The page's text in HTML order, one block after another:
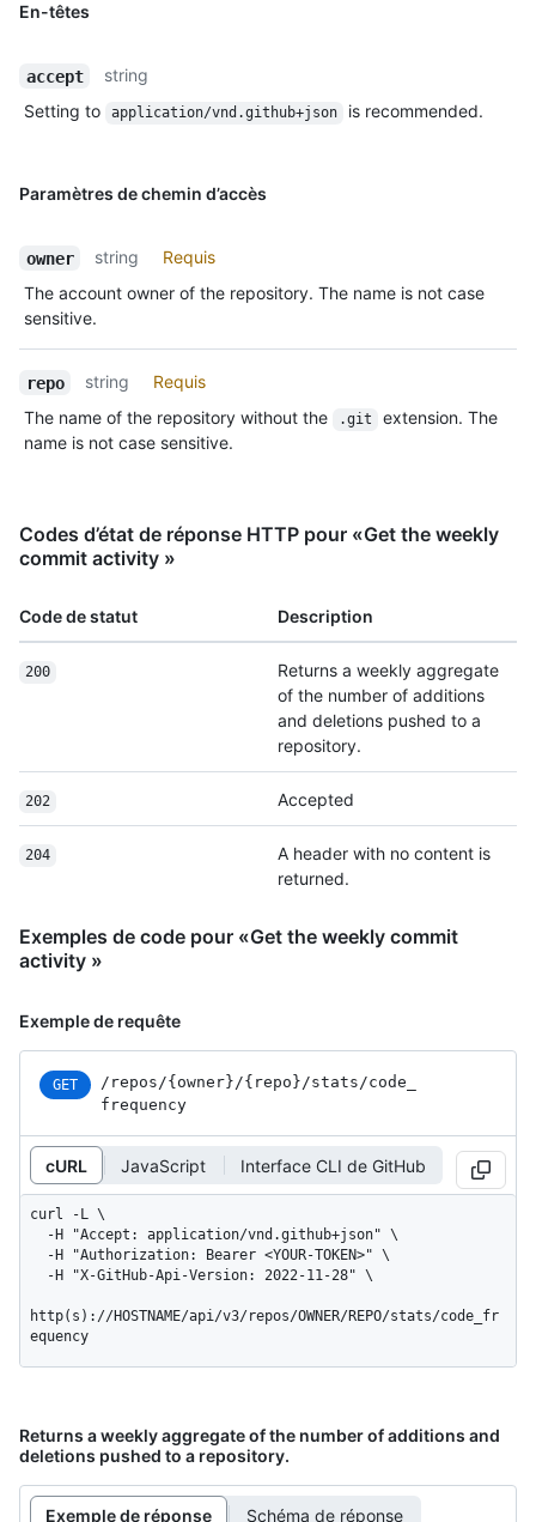
En-têtes
accept
string
Setting to
application/vnd.github+json is recommended.
Paramètres de chemin d’accès
owner string
Requis
The account owner of the repository. The name is not case
sensitive.
repo string
Requis
The name of the repository without the
.git
extension. The
name is not case sensitive.
Codes d’état de réponse HTTP pour «Get the weekly
commit activity »
Code de statut Description
200
Returns a weekly aggregate
of the number of additions
and deletions pushed to a
repository.
202 Accepted
204
A header with no content is
returned.
Exemples de code pour «Get the weekly commit
activity »
Exemple de requête
GET /repos/{owner}/{repo}/stats/code_
frequency
cURL JavaScript Interface CLI de GitHub
curl -L \
http(s)://HOSTNAME/api/v3/repos/OWNER/REPO/stats/code_fr
equency
Returns a weekly aggregate of the number of additions and
deletions pushed to a repository.
Exemple de réponse Schéma de réponse